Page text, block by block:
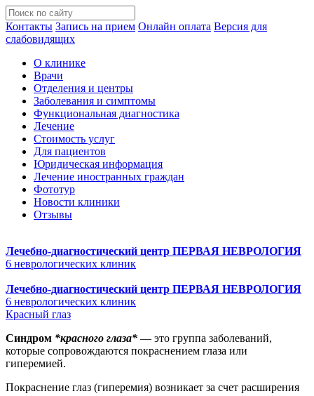
Контакты Запись на прием Онлайн оплата Версия для
слабовидящих
О клинике
Врачи
Отделения и центры
Заболевания и симптомы
Функциональная диагностика
Лечение
Стоимость услуг
Для пациентов
Юридическая информация
Лечение иностранных граждан
Фототур
Новости клиники
Отзывы
Лечебно-диагностический центр ПЕРВАЯ НЕВРОЛОГИЯ
6 неврологических клиник
Лечебно-диагностический центр ПЕРВАЯ НЕВРОЛОГИЯ
6 неврологических клиник
Красный глаз
Синдром *красного глаза* — это группа заболеваний,
которые сопровождаются покраснением глаза или
гиперемией.
Покраснение глаз (гиперемия) возникает за счет расширения